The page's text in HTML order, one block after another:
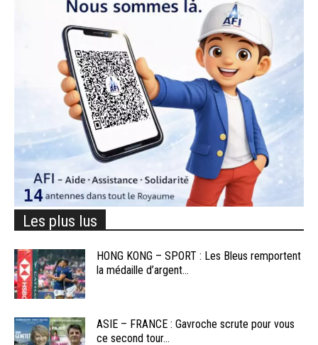
Les plus lus
HONG KONG – SPORT : Les Bleus remportent
la médaille d’argent...
ASIE – FRANCE : Gavroche scrute pour vous
ce second tour...